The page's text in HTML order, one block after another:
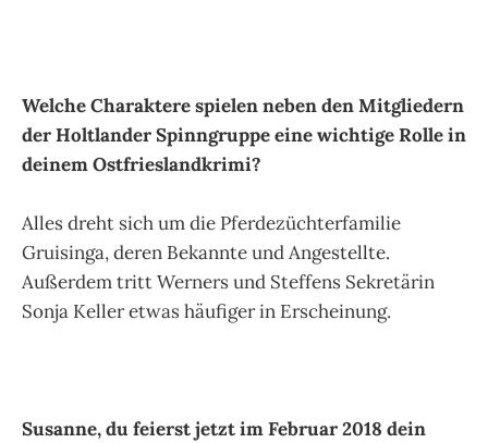
Welche Charaktere spielen neben den Mitgliedern
der Holtlander Spinngruppe eine wichtige Rolle in
deinem Ostfrieslandkrimi?
Alles dreht sich um die Pferdezüchterfamilie
Gruisinga, deren Bekannte und Angestellte.
Außerdem tritt Werners und Steffens Sekretärin
Sonja Keller etwas häufiger in Erscheinung.
Susanne, du feierst jetzt im Februar 2018 dein